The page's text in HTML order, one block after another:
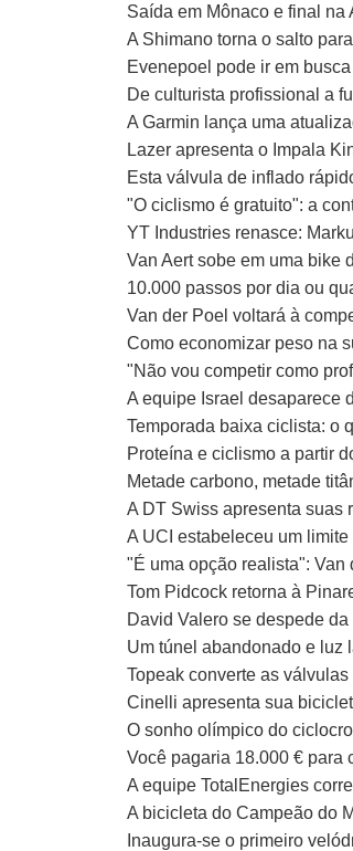
Saída em Mônaco e final na
A Shimano torna o salto
Evenepoel pode ir em
De culturista profissional a
A Garmin lança uma
Lazer apresenta o Impala
Esta válvula de inflado
"O ciclismo é gratuito": a
YT Industries renasce:
Van Aert sobe em uma bike
10.000 passos por dia ou
Van der Poel voltará à
Como economizar peso na
"Não vou competir como
A equipe Israel desaparece
Temporada baixa ciclista: o
Proteína e ciclismo a partir
Metade carbono, metade
A DT Swiss apresenta suas
A UCI estabeleceu um
"É uma opção realista": Van
Tom Pidcock retorna à
David Valero se despede
Um túnel abandonado e luz
Topeak converte as
Cinelli apresenta sua
O sonho olímpico do
Você pagaria 18.000 € para
A equipe TotalEnergies
A bicicleta do Campeão do
Inaugura-se o primeiro